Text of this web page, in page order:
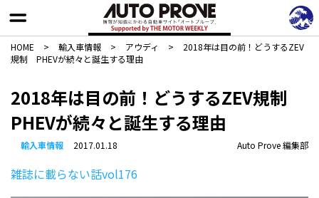
HOME > 輸入車情報 > アウディ >
2018年は目の前！どうするZEV
規制 PHEVが続々と誕生する理由
2018年は目の前！どうするZEV規制
PHEVが続々と誕生する理由
輸入車情報 2017.01.18 Auto Prove 編集部
雑誌に載らない話vol176